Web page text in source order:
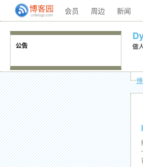
会员 周边 新闻
做
公告